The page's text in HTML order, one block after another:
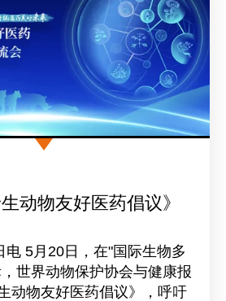
动物友好医药倡议》
电 5月20日，在"国际生物多
世界动物保护协会与健康报
动物友好医药倡议》，呼吁